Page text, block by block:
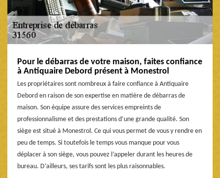
Pour le débarras de votre maison, faites confiance
à Antiquaire Debord présent à Monestrol
Les propriétaires sont nombreux à faire confiance à Antiquaire
Debord en raison de son expertise en matière de débarras de
maison. Son équipe assure des services empreints de
professionnalisme et des prestations d’une grande qualité. Son
siège est situé à Monestrol. Ce qui vous permet de vous y rendre en
peu de temps. Si toutefois le temps vous manque pour vous
déplacer à son siège, vous pouvez l’appeler durant les heures de
bureau. D’ailleurs, ses tarifs sont les plus raisonnables.